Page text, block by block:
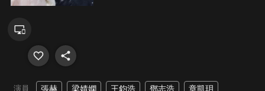
演員 張赫 梁婧嫻 王鈞浩 鄧志浩 章凱玥